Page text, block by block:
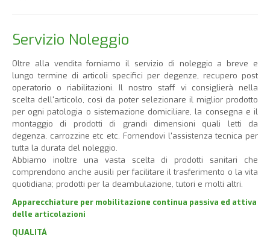
Servizio Noleggio
Oltre alla vendita forniamo il servizio di noleggio a breve e
lungo termine di articoli specifici per degenze, recupero post
operatorio o riabilitazioni. Il nostro staff vi consiglierà nella
scelta dell'articolo, così da poter selezionare il miglior prodotto
per ogni patologia o sistemazione domiciliare, la consegna e il
montaggio di prodotti di grandi dimensioni quali letti da
degenza, carrozzine etc etc. Fornendovi l'assistenza tecnica per
tutta la durata del noleggio.
Abbiamo inoltre una vasta scelta di prodotti sanitari che
comprendono anche ausili per facilitare il trasferimento o la vita
quotidiana; prodotti per la deambulazione, tutori e molti altri.
Apparecchiature per mobilitazione continua passiva ed attiva
delle articolazioni
QUALITÁ